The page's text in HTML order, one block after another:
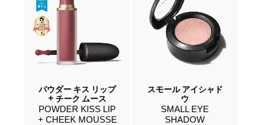
パウダー キス リップ
+ チーク ムース
POWDER KISS LIP
+ CHEEK MOUSSE
スモール アイシャド
ウ
SMALL EYE
SHADOW